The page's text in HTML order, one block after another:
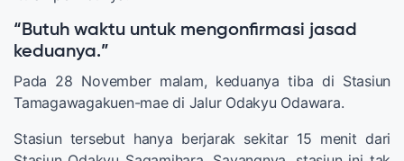
“Butuh waktu untuk mengonfirmasi jasad
keduanya.”
Pada 28 November malam, keduanya tiba di Stasiun
Tamagawagakuen-mae di Jalur Odakyu Odawara.
Stasiun tersebut hanya berjarak sekitar 15 menit dari